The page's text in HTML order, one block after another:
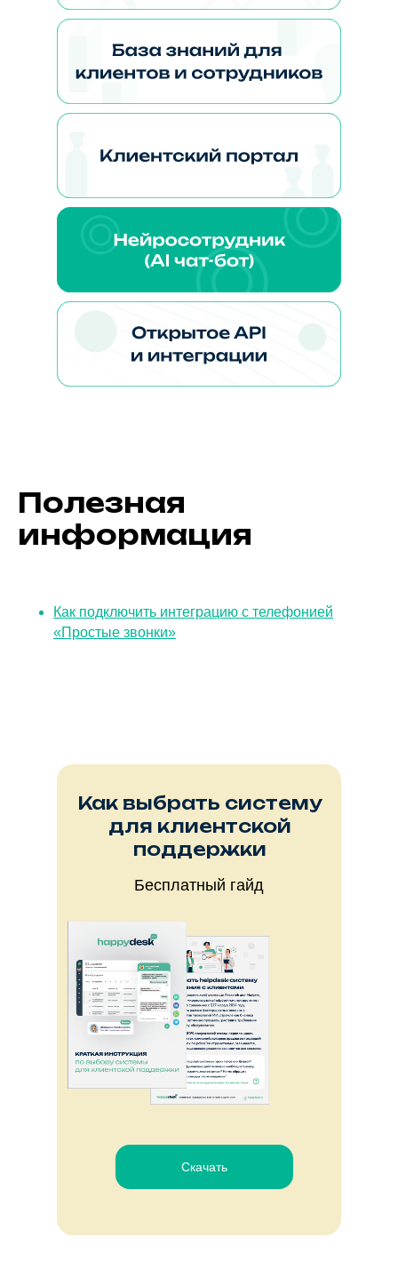
Полезная
информация
Как подключить интеграцию с телефонией
«Простые звонки»
Скачать
Как выбрать систему
для клиентской
поддержки
Бесплатный гайд